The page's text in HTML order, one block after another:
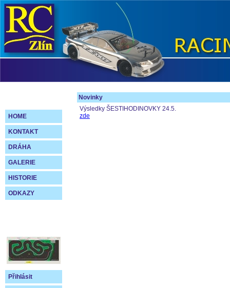
HOME
KONTAKT
DRÁHA
GALERIE
HISTORIE
ODKAZY
Přihlásit
Novinky
Výsledky ŠESTIHODINOVKY 24.5.
zde